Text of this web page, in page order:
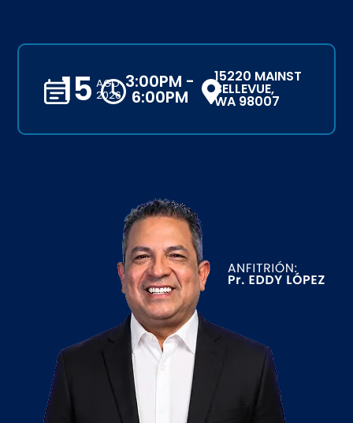
15 AGO
2026
3:00PM -
6:00PM
15220 MAINST
BELLEVUE,
WA 98007